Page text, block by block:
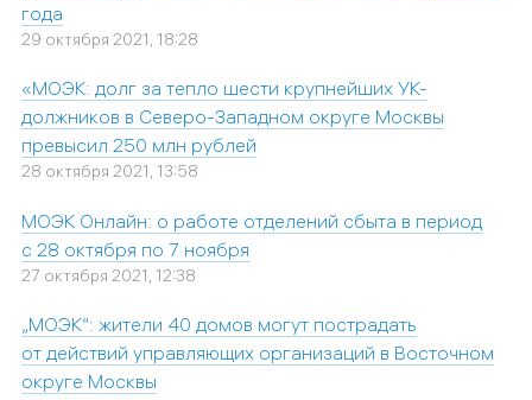
года
29 октября 2021, 18:28
«МОЭК: долг за тепло шести крупнейших УК-
должников в Северо-Западном округе Москвы
превысил 250 млн рублей
28 октября 2021, 13:58
МОЭК Онлайн: о работе отделений сбыта в период
с 28 октября по 7 ноября
27 октября 2021, 12:38
„МОЭК“: жители 40 домов могут пострадать
от действий управляющих организаций в Восточном
округе Москвы